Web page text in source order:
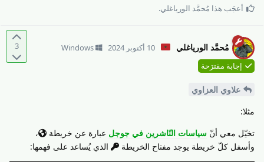
أعجَب هذا مُحمَّد الورياغلي.
3 مُحمَّد الورياغلي 10 أكتوبر 2024
Windows
إجابة مقترَحة
علاوي العزاوي
مثلا:
تخيّل معي أنّ سياسات النّاشرين في جوجل عبارة عن خريطة
،
وأسفل كلّ خريطة يوجد مفتاح الخريطة
الذي يُساعد على فهمها: